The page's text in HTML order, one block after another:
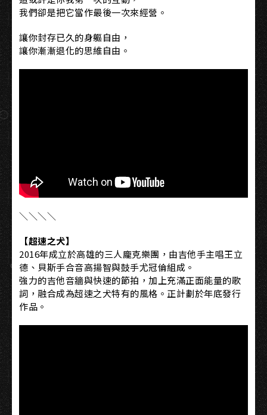
我們卻是把它當作最後一次來經營。
讓你封存已久的身軀自由，
讓你漸漸退化的思維自由。
＼＼＼＼
【超速之犬】
2016年成立於高雄的三人龐克樂團，由吉他手主唱王立
德、貝斯手合音高揚智與鼓手尤冠倫組成。
強力的吉他音牆與快速的節拍，加上充滿正面能量的歌
詞，融合成為超速之犬特有的風格。正計劃於年底發行
作品。